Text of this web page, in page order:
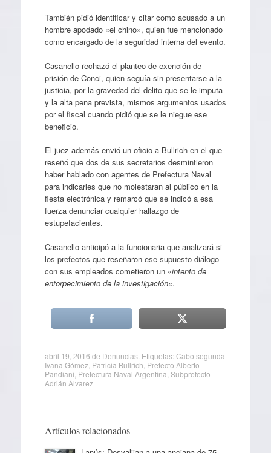
También pidió identificar y citar como acusado a un
hombre apodado «el chino», quien fue mencionado
como encargado de la seguridad interna del evento.
Casanello rechazó el planteo de exención de
prisión de Conci, quien seguía sin presentarse a la
justicia, por la gravedad del delito que se le imputa
y la alta pena prevista, mismos argumentos usados
por el fiscal cuando pidió que se le niegue ese
beneficio.
El juez además envió un oficio a Bullrich en el que
reseñó que dos de sus secretarios desmintieron
haber hablado con agentes de Prefectura Naval
para indicarles que no molestaran al público en la
fiesta electrónica y remarcó que se indicó a esa
fuerza denunciar cualquier hallazgo de
estupefacientes.
Casanello anticipó a la funcionaria que analizará si
los prefectos que reseñaron ese supuesto diálogo
con sus empleados cometieron un «intento de
entorpecimiento de la investigación«.
abril 19, 2016 de Denuncias. Etiquetas:Cabo segunda
Ivana Gómez, Patricia Bullrich Prefecto Alberto
Pandiani Prefectura Naval Argentina Subprefecto
Adrián Álvarez
Artículos relacionados